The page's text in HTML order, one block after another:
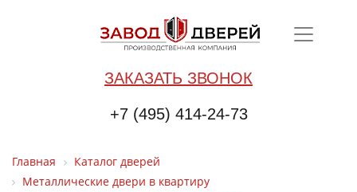
ЗАКАЗАТЬ ЗВОНОК
+7 (495) 414-24-73
Главная
Каталог дверей
Металлические двери в квартиру